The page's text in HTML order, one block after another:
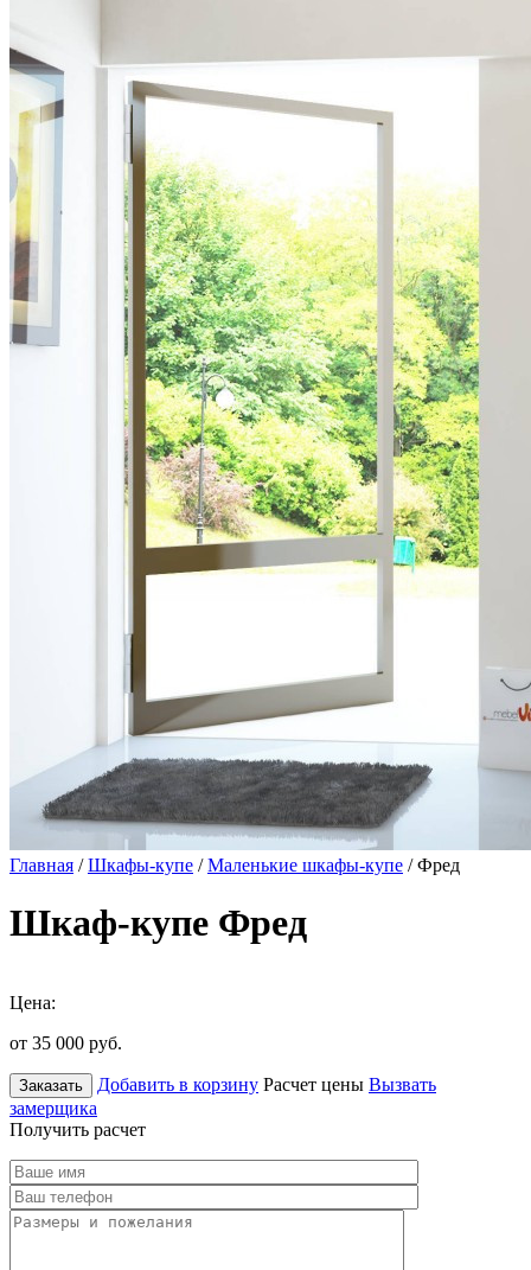
Главная /Шкафы-купе /Маленькие шкафы-купе / Фред
Шкаф-купе Фред
Цена:
от 35 000 руб.
Заказать Добавить в корзину Расчет цены Вызвать
замерщика
Получить расчет